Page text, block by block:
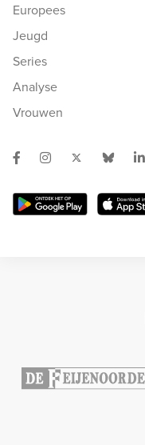
Europees
Jeugd
Series
Analyse
Vrouwen